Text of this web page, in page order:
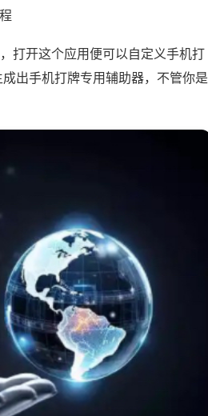
打开这个应用便可以自定义手机打
出手机打牌专用辅助器，不管你是